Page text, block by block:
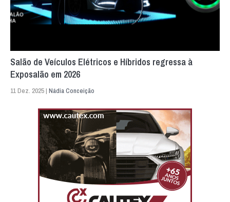
Salão de Veículos Elétricos e Híbridos regressa à
Exposalão em 2026
11 Dez. 2025 | Nádia Conceição